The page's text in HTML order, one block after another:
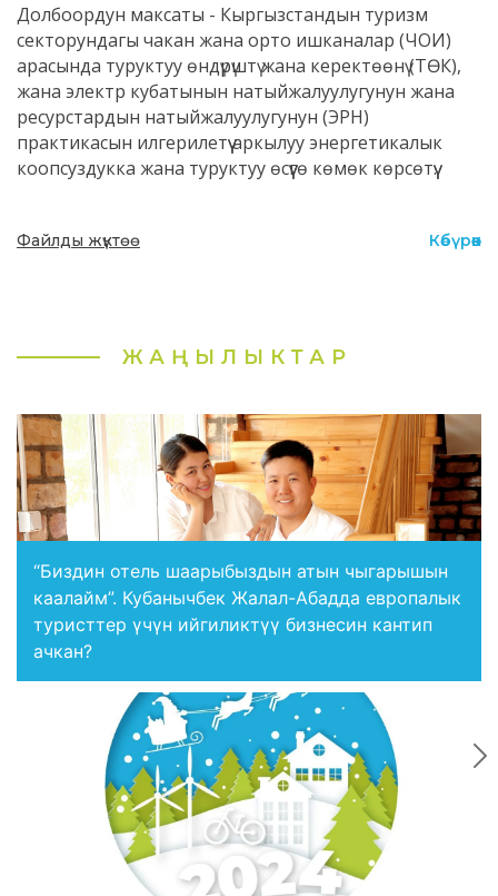
Долбоордун максаты - Кыргызстандын туризм
секторундагы чакан жана орто ишканалар (ЧОИ)
арасында туруктуу өндүрүштү жана керектөөнү (ТӨК),
жана электр кубатынын натыйжалуулугунун жана
ресурстардын натыйжалуулугунун (ЭРН)
практикасын илгерилетүү аркылуу энергетикалык
коопсуздукка жана туруктуу өсүүгө көмөк көрсөтүү.
Файлды жүктөө Көбүрөөк
ЖАҢЫЛЫКТАР
“Биздин отель шаарыбыздын атын чыгарышын
каалайм”. Кубанычбек Жалал-Абадда европалык
туристтер үчүн ийгиликтүү бизнесин кантип
ачкан?